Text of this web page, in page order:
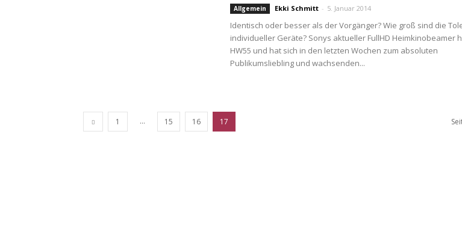
Allgemein Ekki Schmitt - 5. Januar 2014
Identisch oder besser als der Vorgänger? Wie groß sind die
individueller Geräte? Sonys aktueller FullHD Heimkinobeamer
HW55 und hat sich in den letzten Wochen zum absoluten
Publikumsliebling und wachsenden...
1 ... 15 16 17